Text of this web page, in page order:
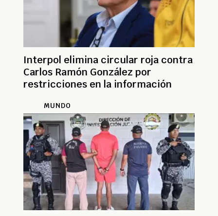
Interpol elimina circular roja contra
Carlos Ramón González por
restricciones en la información
MUNDO